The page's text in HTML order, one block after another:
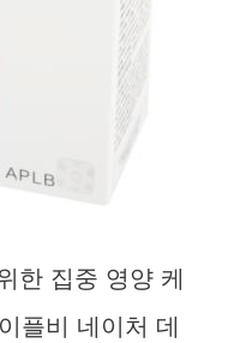
한 집중 영양 케
플비 네이처 데